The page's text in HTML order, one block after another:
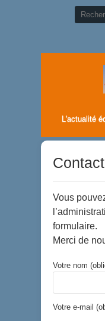
L'actualité
Contact
Vous
formulaire.
Merci de
Votre nom
Votre e-mail